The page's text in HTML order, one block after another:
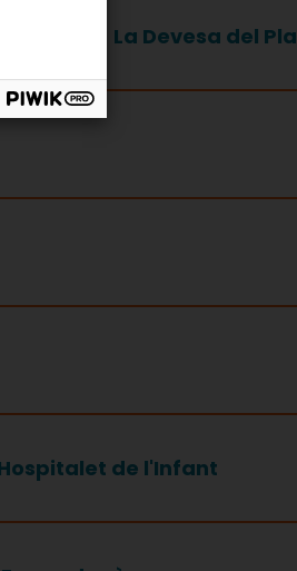
Ripoll - La Devesa del Pla
de l'Infant